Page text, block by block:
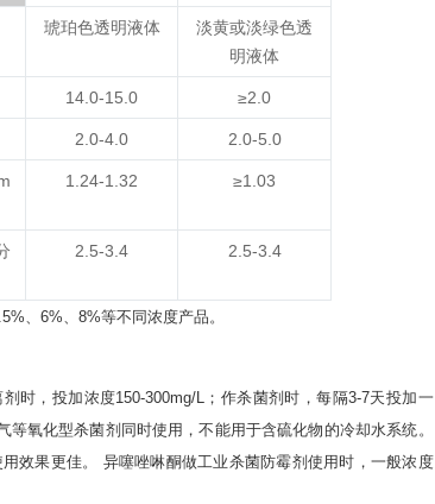
琥珀色透明液体
淡黄或淡绿色透
明液体
14.0-15.0 ≥2.0
2.0-4.0 2.0-5.0
1.24-1.32 ≥1.03
2.5-3.4 2.5-3.4
、6%、8%等不同浓度产品。
时，投加浓度150-300mg/L；作杀菌剂时，每隔3-7天投加一
等氧化型杀菌剂同时使用，不能用于含硫化物的冷却水系统。
效果更佳。
异噻唑啉酮做工业杀菌防霉剂使用时，一般浓度